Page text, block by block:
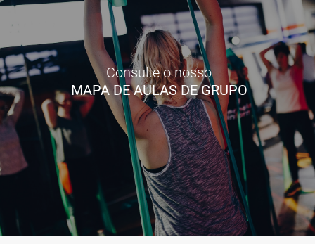
Consulte o nosso
MAPA DE AULAS DE GRUPO